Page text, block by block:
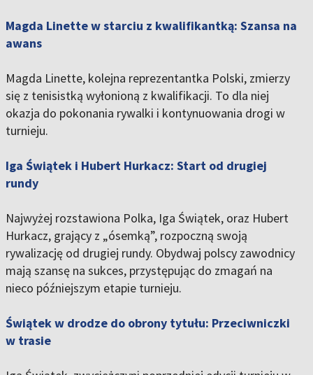
Magda Linette w starciu z kwalifikantką: Szansa na
awans
Magda Linette, kolejna reprezentantka Polski, zmierzy
się z tenisistką wyłonioną z kwalifikacji. To dla niej
okazja do pokonania rywalki i kontynuowania drogi w
turnieju.
Iga Świątek i Hubert Hurkacz: Start od drugiej
rundy
Najwyżej rozstawiona Polka, Iga Świątek, oraz Hubert
Hurkacz, grający z „ósemką”, rozpoczną swoją
rywalizację od drugiej rundy. Obydwaj polscy zawodnicy
mają szansę na sukces, przystępując do zmagań na
nieco późniejszym etapie turnieju.
Świątek w drodze do obrony tytułu: Przeciwniczki
w trasie